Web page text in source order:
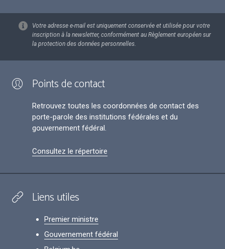
Votre adresse e-mail est uniquement conservée et utilisée pour votre
inscription à la newsletter, conformément au Règlement européen sur
la protection des données personnelles.
Points de contact
Retrouvez toutes les coordonnées de contact des
porte-parole des institutions fédérales et du
gouvernement fédéral.
Consultez le répertoire
Liens utiles
Premier ministre
Gouvernement fédéral